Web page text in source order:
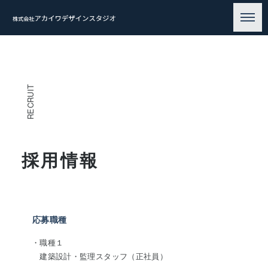
RECRUIT
採用情報
応募職種
・職種１
建築設計・監理スタッフ（正社員）